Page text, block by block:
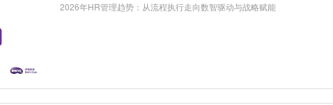
2026年HR管理趋势：从流程执行走向数智驱动与战略赋能